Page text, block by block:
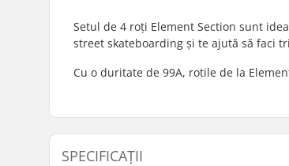
Setul de 4 roți Element Section sunt
street skateboarding și te ajută să faci
Cu o duritate de 99A, rotile de la
SPECIFICAȚII